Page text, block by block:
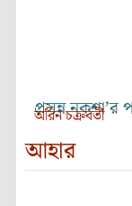
প্রসন্ন নকশা’র
অরিন চক্রবর্তী
আহার